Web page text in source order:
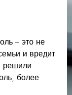
– это не
и вредит
решили
более